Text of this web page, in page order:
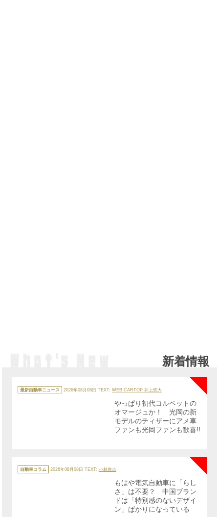
新着情報
テ
ゴ
最新自動車ニュース 2026年08月08日 TEXT: WEB CARTOP 井上悠大
NEW
やっぱり初代コルベットの
オマージュか！ 光岡の新
モデルのティザーにアメ車
ファンも光岡ファンも歓喜!!
テ
ゴ
自動車コラム 2026年08月08日 TEXT: 小林敦志
もはや電気自動車に「らし
さ」は不要？ 中国ブラン
ドは「特別感のないデザイ
ン」ばかりになっている